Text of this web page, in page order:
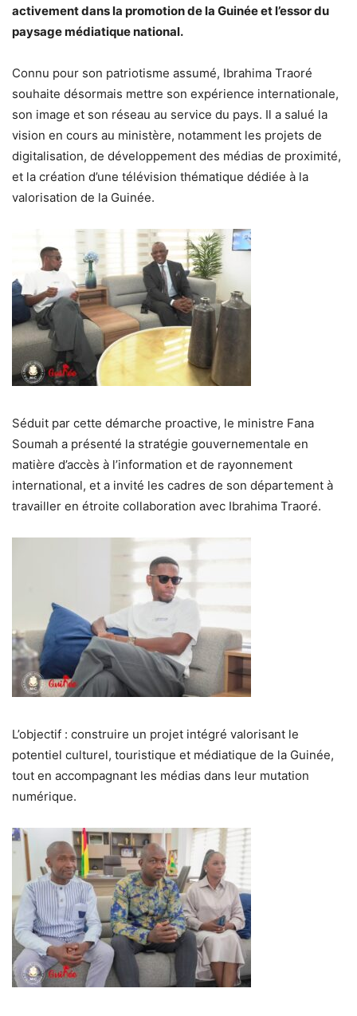
activement dans la promotion de la Guinée et l’essor du
paysage médiatique national.
Connu pour son patriotisme assumé, Ibrahima Traoré
souhaite désormais mettre son expérience internationale,
son image et son réseau au service du pays. Il a salué la
vision en cours au ministère, notamment les projets de
digitalisation, de développement des médias de proximité,
et la création d’une télévision thématique dédiée à la
valorisation de la Guinée.
Séduit par cette démarche proactive, le ministre Fana
Soumah a présenté la stratégie gouvernementale en
matière d’accès à l’information et de rayonnement
international, et a invité les cadres de son département à
travailler en étroite collaboration avec Ibrahima Traoré.
L’objectif : construire un projet intégré valorisant le
potentiel culturel, touristique et médiatique de la Guinée,
tout en accompagnant les médias dans leur mutation
numérique.